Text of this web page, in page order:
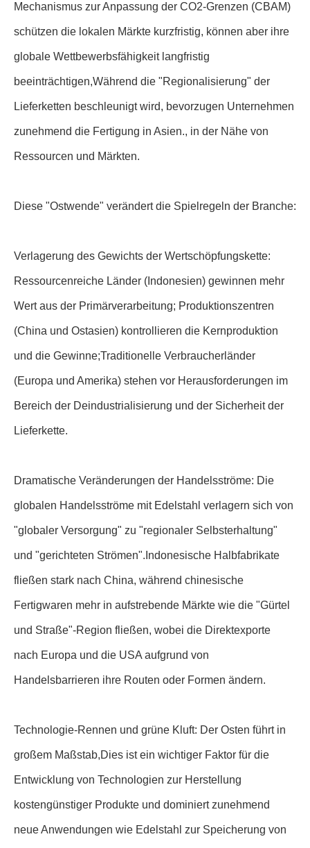
Mechanismus zur Anpassung der CO2-Grenzen (CBAM)
schützen die lokalen Märkte kurzfristig, können aber ihre
globale Wettbewerbsfähigkeit langfristig
beeinträchtigen,Während die "Regionalisierung" der
Lieferketten beschleunigt wird, bevorzugen Unternehmen
zunehmend die Fertigung in Asien., in der Nähe von
Ressourcen und Märkten.
Diese "Ostwende" verändert die Spielregeln der Branche:
Verlagerung des Gewichts der Wertschöpfungskette:
Ressourcenreiche Länder (Indonesien) gewinnen mehr
Wert aus der Primärverarbeitung; Produktionszentren
(China und Ostasien) kontrollieren die Kernproduktion
und die Gewinne;Traditionelle Verbraucherländer
(Europa und Amerika) stehen vor Herausforderungen im
Bereich der Deindustrialisierung und der Sicherheit der
Lieferkette.
Dramatische Veränderungen der Handelsströme: Die
globalen Handelsströme mit Edelstahl verlagern sich von
"globaler Versorgung" zu "regionaler Selbsterhaltung"
und "gerichteten Strömen".Indonesische Halbfabrikate
fließen stark nach China, während chinesische
Fertigwaren mehr in aufstrebende Märkte wie die "Gürtel
und Straße"-Region fließen, wobei die Direktexporte
nach Europa und die USA aufgrund von
Handelsbarrieren ihre Routen oder Formen ändern.
Technologie-Rennen und grüne Kluft: Der Osten führt in
großem Maßstab,Dies ist ein wichtiger Faktor für die
Entwicklung von Technologien zur Herstellung
kostengünstiger Produkte und dominiert zunehmend
neue Anwendungen wie Edelstahl zur Speicherung von